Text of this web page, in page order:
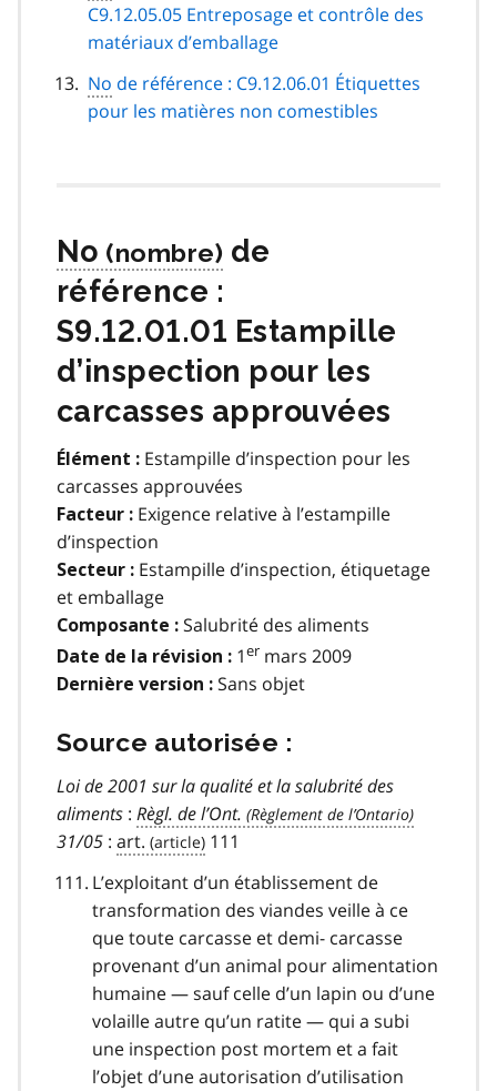
C9.12.05.05 Entreposage et contrôle des
matériaux d’emballage
No de référence : C9.12.06.01 Étiquettes
pour les matières non comestibles
No
de
référence :
S9.12.01.01 Estampille
d’inspection pour les
carcasses approuvées
Élément : Estampille d’inspection pour les
carcasses approuvées
Facteur : Exigence relative à l’estampille
d’inspection
Secteur : Estampille d’inspection, étiquetage
et emballage
Composante : Salubrité des aliments
Date de la révision : 1er mars 2009
Dernière version : Sans objet
Source autorisée :
Loi de 2001 sur la qualité et la salubrité des
aliments : Règl. de l’Ont.
31/05 : art.
111
L’exploitant d’un établissement de
transformation des viandes veille à ce
que toute carcasse et demi- carcasse
provenant d’un animal pour alimentation
humaine — sauf celle d’un lapin ou d’une
volaille autre qu’un ratite — qui a subi
une inspection post mortem et a fait
l’objet d’une autorisation d’utilisation